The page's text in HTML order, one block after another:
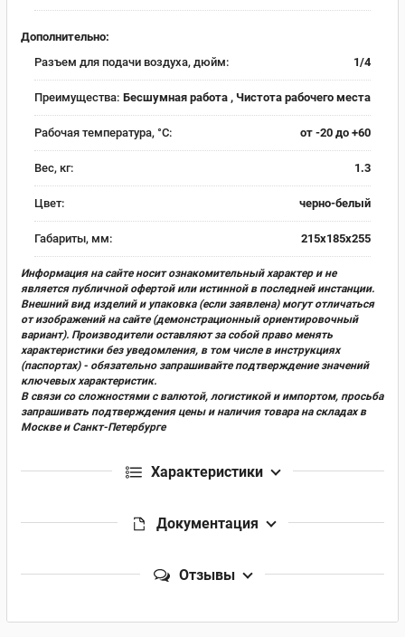
Дополнительно:
Разъем для подачи воздуха, дюйм:
1/4
Преимущества: Бесшумная работа , Чистота рабочего места
Рабочая температура, °С: от -20 до +60
Вес, кг: 1.3
Цвет: черно-белый
Габариты, мм: 215х185х255
Информация на сайте носит ознакомительный характер и не
является публичной офертой или истинной в последней инстанции.
Внешний вид изделий и упаковка (если заявлена) могут отличаться
от изображений на сайте (демонстрационный ориентировочный
вариант). Производители оставляют за собой право менять
характеристики без уведомления, в том числе в инструкциях
(паспортах) - обязательно запрашивайте подтверждение значений
ключевых характеристик.
В связи со сложностями с валютой, логистикой и импортом, просьба
запрашивать подтверждения цены и наличия товара на складах в
Москве и Санкт-Петербурге
Характеристики
Документация
Отзывы